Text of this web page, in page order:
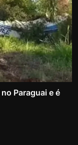
Paraguai e é